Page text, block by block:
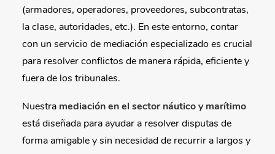
(armadores, operadores, proveedores, subcontratas,
la clase, autoridades, etc.). En este entorno, contar
con un servicio de mediación especializado es crucial
para resolver conflictos de manera rápida, eficiente y
fuera de los tribunales.
Nuestra mediación en el sector náutico y marítimo
está diseñada para ayudar a resolver disputas de
forma amigable y sin necesidad de recurrir a largos y